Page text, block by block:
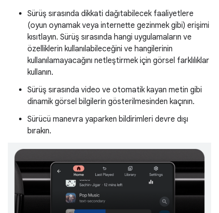
Sürüş sırasında dikkati dağıtabilecek faaliyetlere
(oyun oynamak veya internette gezinmek gibi) erişimi
kısıtlayın. Sürüş sırasında hangi uygulamaların ve
özelliklerin kullanılabileceğini ve hangilerinin
kullanılamayacağını netleştirmek için görsel farklılıklar
kullanın.
Sürüş sırasında video ve otomatik kayan metin gibi
dinamik görsel bilgilerin gösterilmesinden kaçının.
Sürücü manevra yaparken bildirimleri devre dışı
bırakın.